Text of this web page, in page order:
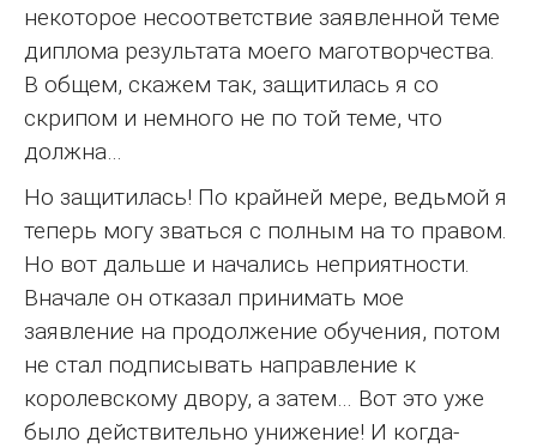
некоторое несоответствие заявленной теме
диплома результата моего маготворчества.
В общем, скажем так, защитилась я со
скрипом и немного не по той теме, что
должна…
Но защитилась! По крайней мере, ведьмой я
теперь могу зваться с полным на то правом.
Но вот дальше и начались неприятности.
Вначале он отказал принимать мое
заявление на продолжение обучения, потом
не стал подписывать направление к
королевскому двору, а затем… Вот это уже
было действительно унижение! И когда-